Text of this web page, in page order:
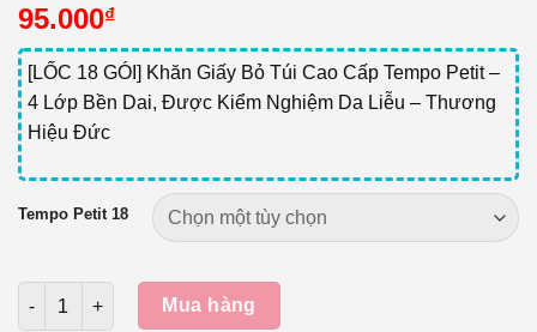
95.000₫
[LỐC 18 GÓI] Khăn Giấy Bỏ Túi Cao Cấp Tempo Petit –
4 Lớp Bền Dai, Được Kiểm Nghiệm Da Liễu – Thương
Hiệu Đức
Tempo Petit 18
Số lượng
Mua hàng